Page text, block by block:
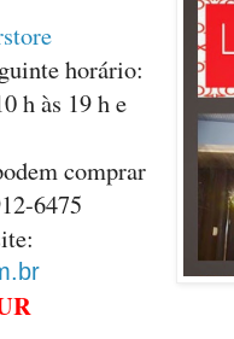
horário:
h às 19 h e
comprar
6475